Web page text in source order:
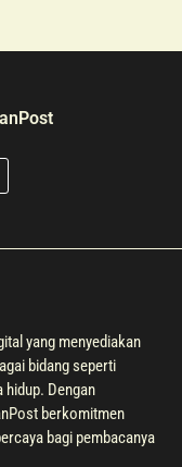
yang menyediakan
bidang seperti
hidup. Dengan
berkomitmen
bagi pembacanya